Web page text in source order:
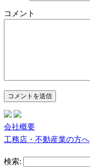
コメント
会社概要
工務店・不動産業の方へ
検索: